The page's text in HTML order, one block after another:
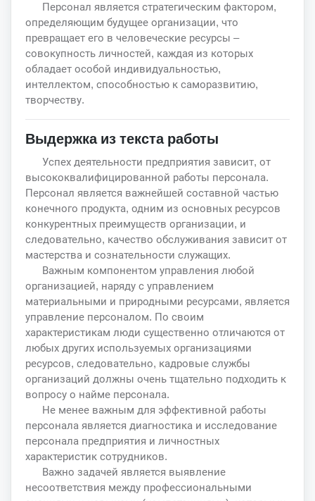
Персонал является стратегическим фактором,
определяющим будущее организации, что
превращает его в человеческие ресурсы –
совокупность личностей, каждая из которых
обладает особой индивидуальностью,
интеллектом, способностью к саморазвитию,
творчеству.
Выдержка из текста работы
Успех деятельности предприятия зависит, от
высококвалифицированной работы персонала.
Персонал является важнейшей составной частью
конечного продукта, одним из основных ресурсов
конкурентных преимуществ организации, и
следовательно, качество обслуживания зависит от
мастерства и сознательности служащих.
Важным компонентом управления любой
организацией, наряду с управлением
материальными и природными ресурсами, является
управление персоналом. По своим
характеристикам люди существенно отличаются от
любых других используемых организациями
ресурсов, следовательно, кадровые службы
организаций должны очень тщательно подходить к
вопросу о найме персонала.
Не менее важным для эффективной работы
персонала является диагностика и исследование
персонала предприятия и личностных
характеристик сотрудников.
Важно задачей является выявление
несоответствия между профессиональными